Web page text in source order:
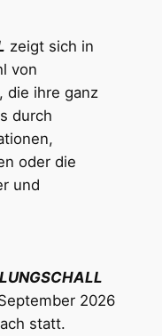
zeigt sich in
von
die ihre ganz
durch
oder die
und
2026
statt.